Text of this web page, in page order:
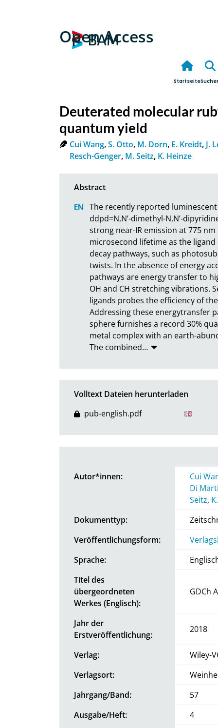
Open Access
Startseite
Deuterated molecular
quantum yield
Cui Wang,S. Otto, M. Dorn, E. Kreidt, J.
Resch-Genger, M. Seitz, K. Heinze
The recently reported
ddpd=N,N’-dimethyl-N,N’-
strong near-IR emission at 775
microsecond lifetime as the
decay pathways, such as
twists. In the absence of energy
pathways are energy transfer to
OH and CH stretching vibrations.
ligands probes the efficiency of
Addressing these energytransfer
sphere furnishes a record 30%
metal complex with an earth-
The combined…
Volltext Dateien herunterladen
pub-english.pdf
Autor*innen:
Cui
Di
Seitz,
Dokumenttyp:
Veröffentlichungsform:
Sprache:
Titel des
übergeordneten
Werkes (Englisch):
GDCh
Jahr der
Erstveröffentlichung:
2018
Verlag:
Wiley-
Verlagsort:
Jahrgang/Band:
57
Ausgabe/Heft:
4